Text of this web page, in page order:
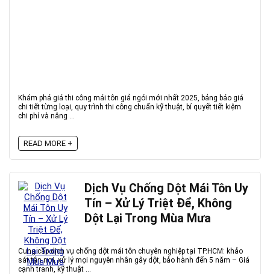
Khám phá giá thi công mái tôn giả ngói mới nhất 2025, bảng báo giá
chi tiết từng loại, quy trình thi công chuẩn kỹ thuật, bí quyết tiết kiệm
chi phí và nâng ...
READ MORE +
Dịch Vụ Chống Dột Mái Tôn Uy
Tín – Xử Lý Triệt Để, Không
Dột Lại Trong Mùa Mưa
Cung cấp dịch vụ chống dột mái tôn chuyên nghiệp tại TP.HCM: khảo
sát tận nơi, xử lý mọi nguyên nhân gây dột, bảo hành đến 5 năm – Giá
cạnh tranh, kỹ thuật ...